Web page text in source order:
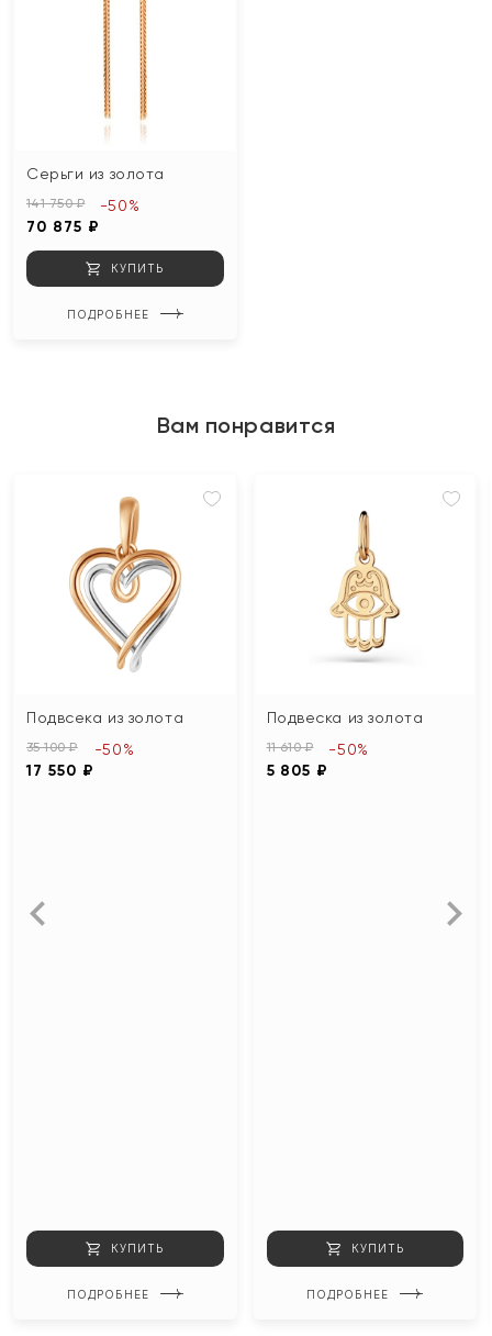
Серьги из золота
141 750 ₽
70 875 ₽
-50%
КУПИТЬ
ПОДРОБНЕЕ
Вам понравится
Подвсека из золота
35 100 ₽
17 550 ₽
-50%
КУПИТЬ
ПОДРОБНЕЕ
Подвеска из золота
11 610 ₽
5 805 ₽
-50%
КУПИТЬ
ПОДРОБНЕЕ